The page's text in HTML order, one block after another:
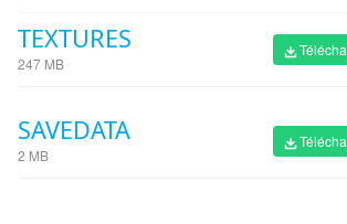
TEXTURES
247 MB
SAVEDATA
2 MB